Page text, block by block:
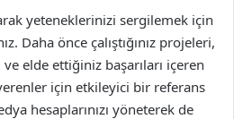
yeteneklerinizi sergilemek için
Daha önce çalıştığınız projeleri,
elde ettiğiniz başarıları içeren
için etkileyici bir referans
hesaplarınızı yöneterek de